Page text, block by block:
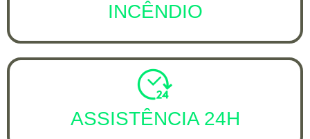
INCÊNDIO
ASSISTÊNCIA 24H